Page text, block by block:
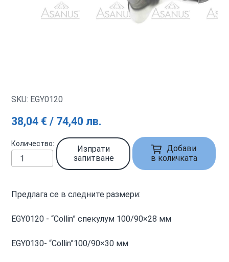
SKU: EGY0120
38,04 € / 74,40 лв.
Количество
Изпрати
запитване
Добави
в количката
Предлага се в следните размери:
EGY0120 - “Collin” спекулум 100/90×28 мм
EGY0130- “Collin”100/90×30 мм